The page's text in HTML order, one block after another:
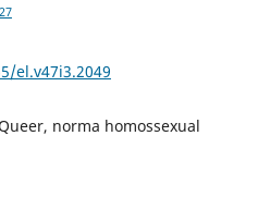
el.v47i3.2049
norma homossexual